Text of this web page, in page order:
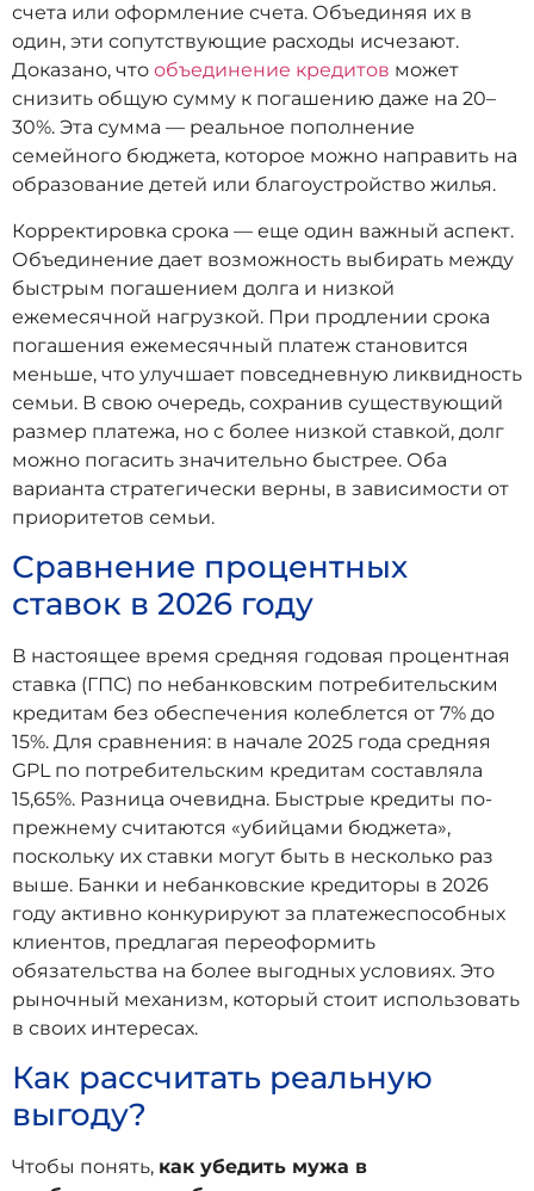
счета или оформление счета. Объединяя их в
один, эти сопутствующие расходы исчезают.
Доказано, что объединение кредитов может
снизить общую сумму к погашению даже на 20–
30%. Эта сумма — реальное пополнение
семейного бюджета, которое можно направить на
образование детей или благоустройство жилья.
Корректировка срока — еще один важный аспект.
Объединение дает возможность выбирать между
быстрым погашением долга и низкой
ежемесячной нагрузкой. При продлении срока
погашения ежемесячный платеж становится
меньше, что улучшает повседневную ликвидность
семьи. В свою очередь, сохранив существующий
размер платежа, но с более низкой ставкой, долг
можно погасить значительно быстрее. Оба
варианта стратегически верны, в зависимости от
приоритетов семьи.
Сравнение процентных
ставок в 2026 году
В настоящее время средняя годовая процентная
ставка (ГПС) по небанковским потребительским
кредитам без обеспечения колеблется от 7% до
15%. Для сравнения: в начале 2025 года средняя
GPL по потребительским кредитам составляла
15,65%. Разница очевидна. Быстрые кредиты по-
прежнему считаются «убийцами бюджета»,
поскольку их ставки могут быть в несколько раз
выше. Банки и небанковские кредиторы в 2026
году активно конкурируют за платежеспособных
клиентов, предлагая переоформить
обязательства на более выгодных условиях. Это
рыночный механизм, который стоит использовать
в своих интересах.
Как рассчитать реальную
выгоду?
Чтобы понять, как убедить мужа в